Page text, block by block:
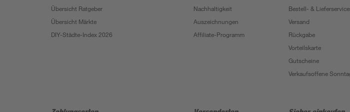
Übersicht Ratgeber
Übersicht Märkte
DIY-Städte-Index 2026
Nachhaltigkeit
Auszeichnungen
Affiliate-Programm
Bestell- &
Versand
Rückgabe
Vorteilskarte
Gutscheine
Verkaufsoffene